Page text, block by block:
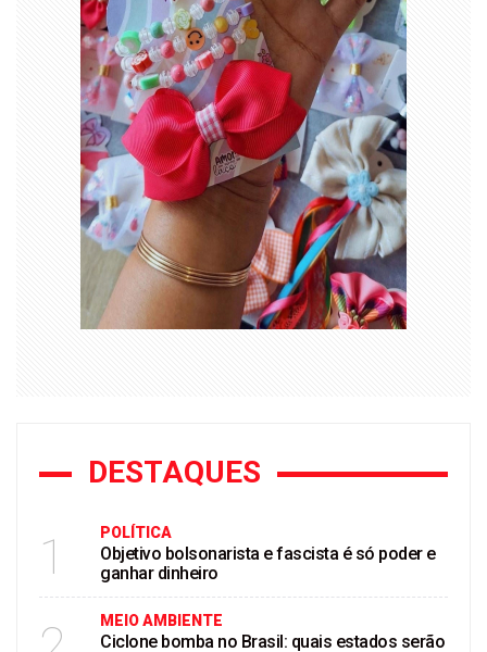
DESTAQUES
1 POLÍTICA
Objetivo bolsonarista e fascista é só poder e
ganhar dinheiro
MEIO AMBIENTE
Ciclone bomba no Brasil: quais estados serão